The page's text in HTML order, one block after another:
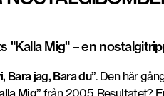
Mig" – en
Bara jag, Bara du”. Den här